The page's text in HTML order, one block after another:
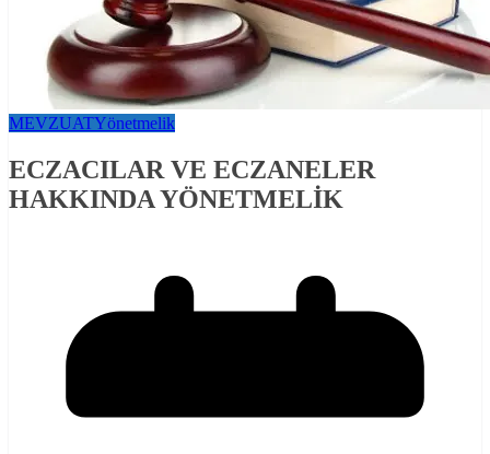
MEVZUATYönetmelik
ECZACILAR VE ECZANELER
HAKKINDA YÖNETMELİK